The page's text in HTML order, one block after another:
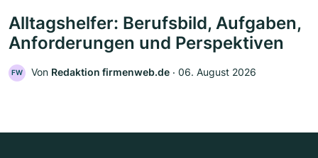
Alltagshelfer: Berufsbild, Aufgaben,
Anforderungen und Perspektiven
FW Von Redaktion firmenweb.de ‧ 06. August 2026